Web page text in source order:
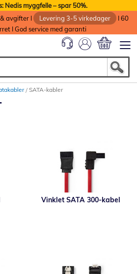
Nedis myggfelle – spar 50%.
avgifter I
Levering 3-5 virkedager
I 60
I God service med garanti
SATA-kabler
Vinklet SATA 300-kabel